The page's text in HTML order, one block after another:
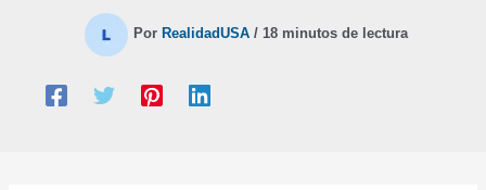
Por RealidadUSA / 18 minutos de lectura